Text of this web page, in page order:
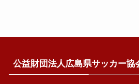
公益財団法人広島県サッカー協